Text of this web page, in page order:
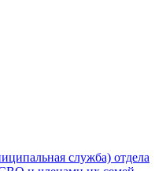
служба) отдела